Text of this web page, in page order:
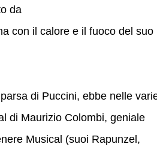
da
con il calore e il fuoco del suo
di Puccini, ebbe nelle
di Maurizio Colombi, geniale
Musical (suoi Rapunzel,